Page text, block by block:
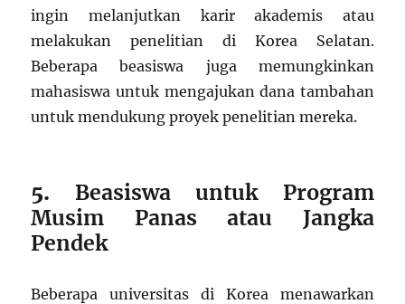
ingin melanjutkan karir akademis atau
melakukan penelitian di Korea Selatan.
Beberapa beasiswa juga memungkinkan
mahasiswa untuk mengajukan dana tambahan
untuk mendukung proyek penelitian mereka.
5. Beasiswa untuk Program
Musim Panas atau Jangka
Pendek
Beberapa universitas di Korea menawarkan